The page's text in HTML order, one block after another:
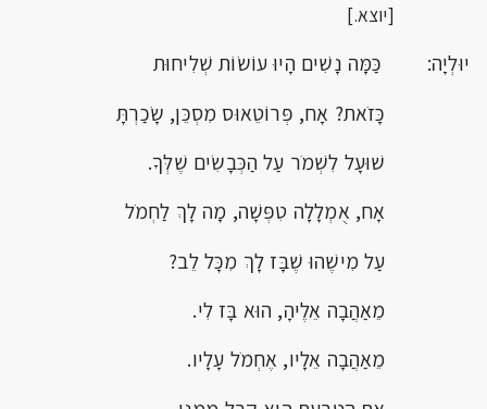
[יוצא.]
יוּלְיָה: כַּמָּה נָשִׁים הָיוּ עוֹשׂוֹת שְׁלִיחוּת
כָּזֹאת? אָח, פְּרוֹטֵאוּס מִסְכֵּן, שָׂכַרְתָּ
שׁוּעָל לִשְׁמֹר עַל הַכְּבָשִׂים שֶׁלְּךָ.
אָח, אֻמְלָלָה טִפְּשָׁה, מָה לָךְ לַחְמֹל
עַל מִישֶׁהוּ שֶׁבָּז לָךְ מִכָּל לֵב?
מֵאַהֲבָה אֵלֶיהָ, הוּא בָּז לִי.
מֵאַהֲבָה אֵלָיו, אֶחְמֹל עָלָיו.